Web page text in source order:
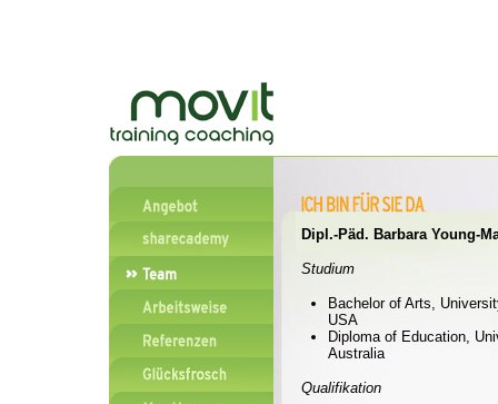
Dipl.-Päd. Barbara Young-
Studium
Bachelor of Arts,
USA
Diploma of Education,
Australia
Qualifikation